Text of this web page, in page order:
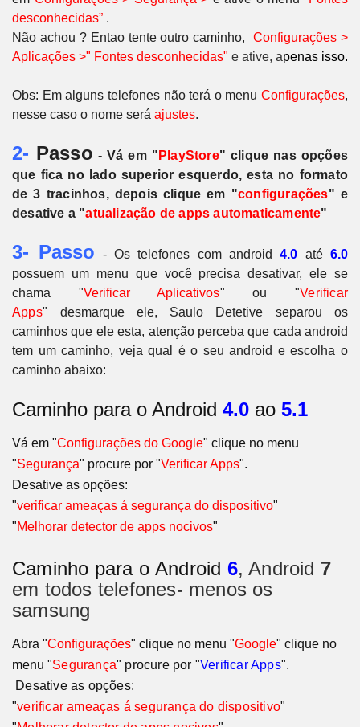
desconhecidas” .
Não achou ? Entao tente outro caminho,Configurações >
Aplicações >" Fontes desconhecidas" e ative, apenas isso.
Obs: Em alguns telefones não terá o menu Configurações,
nesse caso o nome será ajustes.
2- Passo - Vá em " PlayStore" clique nas opções
que fica no lado superior esquerdo, esta no formato
de 3 tracinhos, depois clique em "configurações" e
desative a "atualização de apps automaticamente"
3- Passo - Os telefones com android4.0 até6.0
possuem um menu que você precisa desativar, ele se
chama "Verificar Aplicativos" ou "Verificar
Apps" desmarque ele, Saulo Detetive separou os
caminhos que ele esta, atenção perceba que cada android
tem um caminho, veja qual é o seu android e escolha o
caminho abaixo:
Caminho para o Android 4.0 ao 5.1
Vá em "Configurações do Google" clique no menu
"Segurança" procure por "Verificar Apps".
Desative as opções:
"verificar ameaças á segurança do dispositivo"
"Melhorar detector de apps nocivos"
Caminho para o Android 6, Android 7
em todos telefones- menos os
samsung
Abra "Configurações" clique no menu "Google" clique no
menu "Segurança" procure por "Verificar Apps".
Desative as opções:
"verificar ameaças á segurança do dispositivo"